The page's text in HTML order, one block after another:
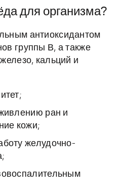
для организма?
антиоксидантом
группы В, а также
кальций и
ран и
кожи;
желудочно-